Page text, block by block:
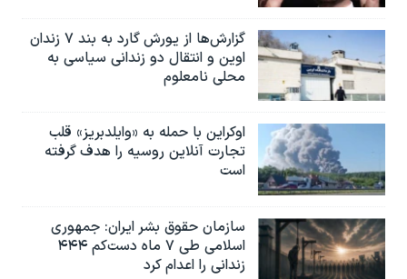
گزارش‌ها از یورش گارد به بند ۷ زندان
اوین و انتقال دو زندانی سیاسی به
محلی نامعلوم
اوکراین با حمله به «وایلدبریز» قلب
تجارت آنلاین روسیه را هدف گرفته
است
سازمان حقوق بشر ایران: جمهوری
اسلامی طی ۷ ماه دست‌کم ۴۴۴
زندانی را اعدام کرد